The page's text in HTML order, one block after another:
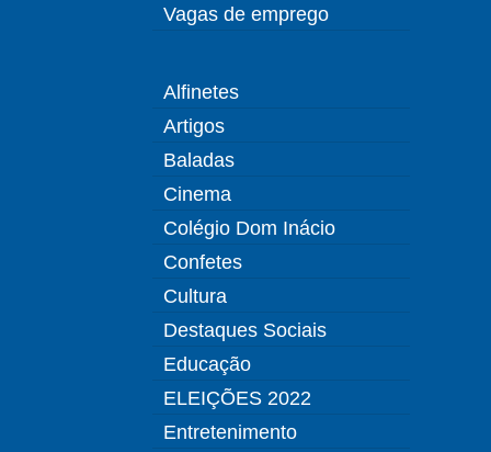
Vagas de emprego
Alfinetes
Artigos
Baladas
Cinema
Colégio Dom Inácio
Confetes
Cultura
Destaques Sociais
Educação
ELEIÇÕES 2022
Entretenimento